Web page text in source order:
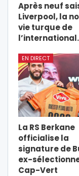
Après neuf
Liverpool, la
vie turque de
EN DIRECT
La RS Berkane
officialise la
signature de
ex-
Cap-Vert